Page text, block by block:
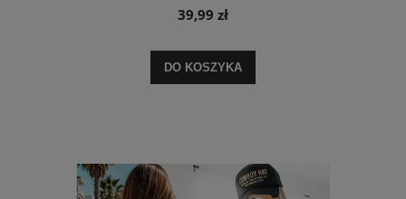
39,99 zł
DO KOSZYKA